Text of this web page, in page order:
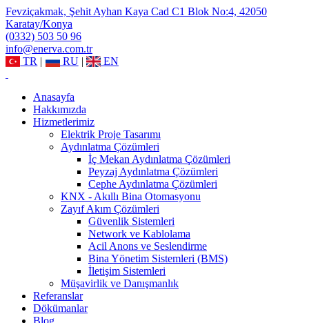
Fevziçakmak, Şehit Ayhan Kaya Cad C1 Blok No:4, 42050
Karatay/Konya
(0332) 503 50 96
info@enerva.com.tr
TR | RU | EN
Anasayfa
Hakkımızda
Hizmetlerimiz
Elektrik Proje Tasarımı
Aydınlatma Çözümleri
İç Mekan Aydınlatma Çözümleri
Peyzaj Aydınlatma Çözümleri
Cephe Aydınlatma Çözümleri
KNX - Akıllı Bina Otomasyonu
Zayıf Akım Çözümleri
Güvenlik Sistemleri
Network ve Kablolama
Acil Anons ve Seslendirme
Bina Yönetim Sistemleri (BMS)
İletişim Sistemleri
Müşavirlik ve Danışmanlık
Referanslar
Dökümanlar
Blog